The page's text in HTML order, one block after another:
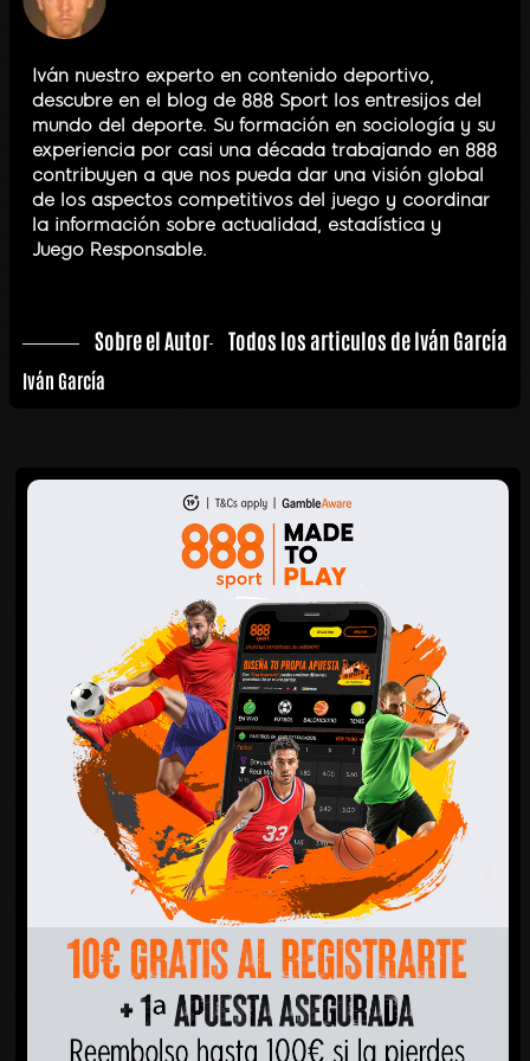
Iván nuestro experto en contenido deportivo,
descubre en el blog de 888 Sport los entresijos del
mundo del deporte. Su formación en sociología y su
experiencia por casi una década trabajando en 888
contribuyen a que nos pueda dar una visión global
de los aspectos competitivos del juego y coordinar
la información sobre actualidad, estadística y
Juego Responsable.
Sobre el Autor Todos los articulos de Iván García
Iván García